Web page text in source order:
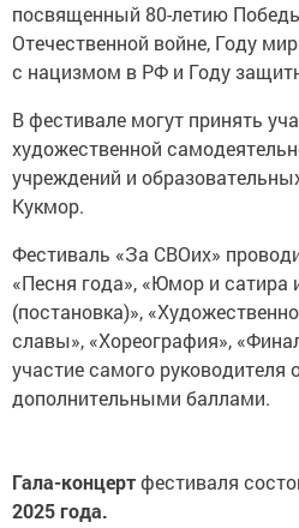
посвященный 80-летию
Отечественной войне, Году
с нацизмом в РФ и Году
В фестивале могут принять
художественной
учреждений и
Кукмор.
Фестиваль «За СВОих»
«Песня года», «Юмор и сатира
(постановка)»,
славы», «Хореография»,
участие самого руководителя
дополнительными баллами.
Гала-концертфестиваля
2025 года.